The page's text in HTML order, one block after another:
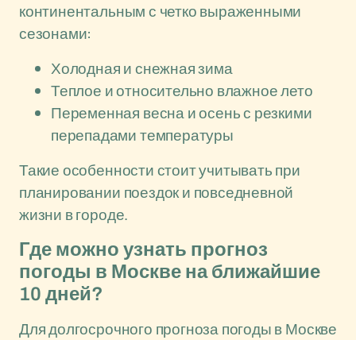
континентальным с четко выраженными
сезонами:
Холодная и снежная зима
Теплое и относительно влажное лето
Переменная весна и осень с резкими
перепадами температуры
Такие особенности стоит учитывать при
планировании поездок и повседневной
жизни в городе.
Где можно узнать прогноз
погоды в Москве на ближайшие
10 дней?
Для долгосрочного прогноза погоды в Москве